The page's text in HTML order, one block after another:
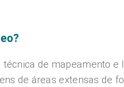
técnica de mapeamento
de áreas extensas de